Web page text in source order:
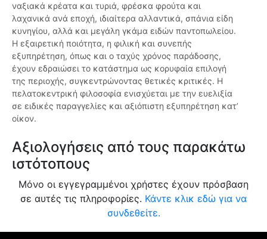
ναξιακά κρέατα και τυριά, φρέσκα φρούτα και
λαχανικά ανά εποχή, ιδιαίτερα αλλαντικά, σπάνια είδη
κυνηγίου, αλλά και μεγάλη γκάμα ειδών παντοπωλείου.
Η εξαιρετική ποιότητα, η φιλική και συνεπής
εξυπηρέτηση, όπως και ο ταχύς χρόνος παράδοσης,
έχουν εδραιώσει το κατάστημα ως κορυφαία επιλογή
της περιοχής, συγκεντρώνοντας θετικές κριτικές. Η
πελατοκεντρική φιλοσοφία ενισχύεται με την ευελιξία
σε ειδικές παραγγελίες και αξιόπιστη εξυπηρέτηση κατ’
οίκον.
Αξιολογήσεις από τους παρακάτω
ιστότοπους
Μόνο οι εγγεγραμμένοι χρήστες έχουν πρόσβαση
σε αυτές τις πληροφορίες. Κάντε κλικ εδώ για να
συνδεθείτε.